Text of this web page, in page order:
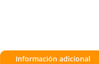
Información adicional